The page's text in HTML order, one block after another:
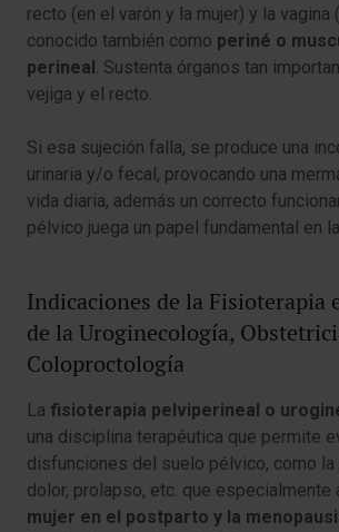
recto (en el varón y la mujer) y la vagina
conocido también como periné o
perineal. Sustenta órganos tan
vejiga y el recto.
Si esa sujeción falla, se produce una
urinaria y/o fecal, provocando una
vida diaria, además un correcto
pélvico juega un papel fundamental en
Indicaciones de la Fisioterapia
de la Uroginecología,
Coloproctología
La fisioterapia pelviperineal o
una disciplina terapéutica que permite
disfunciones del suelo pélvico, como la
dolor, prolapso, etc. que especialmente
mujer en el postparto y la